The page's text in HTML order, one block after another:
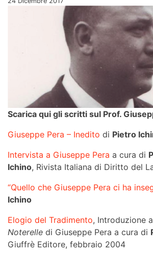
Scarica qui gli scritti sul Prof.
Giuseppe Pera – Inedito di Pietro
Intervista a Giuseppe Pera a cura di
Ichino, Rivista Italiana di Diritto del
“Quello che Giuseppe Pera ci ha
Ichino
Elogio del Tradimento, Introduzione
Noterelle di Giuseppe Pera a cura di
Giuffrè Editore, febbraio 2004